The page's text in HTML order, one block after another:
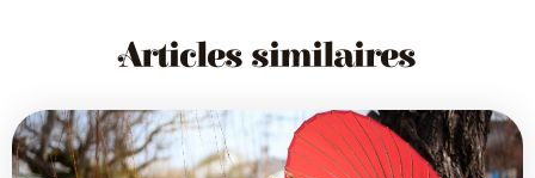
Articles similaires